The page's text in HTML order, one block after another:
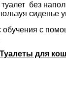
без
сиденье
с
Туалеты для